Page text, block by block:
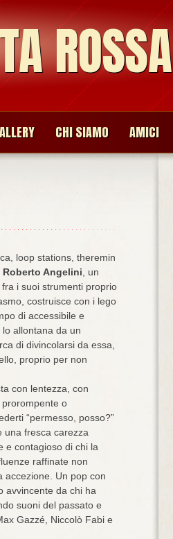
ROSSA
CHI SIAMO AMICI
loop stations, theremin
Roberto Angelini , un
i suoi strumenti proprio
costruisce con i lego
di accessibile e
allontana da un
di divincolarsi da essa,
proprio per non
con lentezza, con
o
“permesso, posso?”
una fresca carezza
e contagioso di chi la
raffinate non
accezione. Un pop con
avvincente da chi ha
suoni del passato e
Gazzé, Niccolò Fabi e